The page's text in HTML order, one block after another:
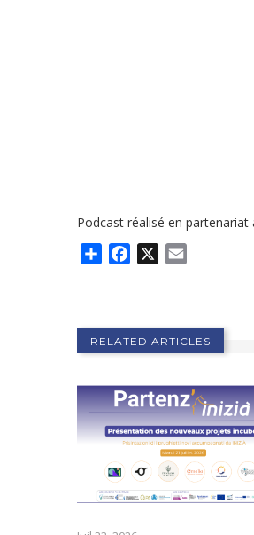
Podcast réalisé en partenariat
Share Facebook
RELATED ARTICLES